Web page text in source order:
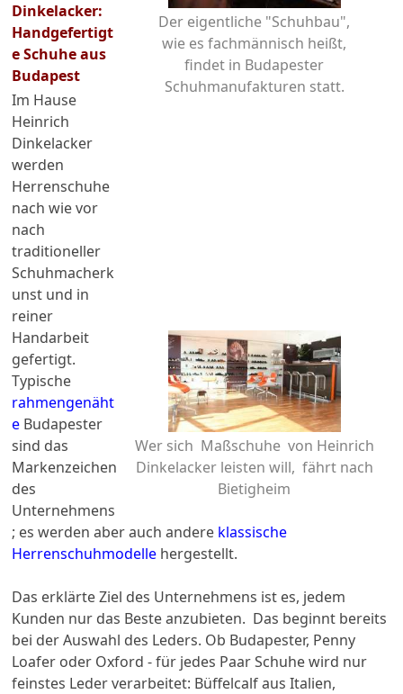
Der eigentliche "Schuhbau",
wie es fachmännisch heißt,
findet in Budapester
Schuhmanufakturen statt.
Wer sich Maßschuhe von Heinrich
Dinkelacker leisten will, fährt nach
Bietigheim
Dinkelacker:
Handgefertigt
e Schuhe aus
Budapest
Im Hause
Heinrich
Dinkelacker
werden
Herrenschuhe
nach wie vor
nach
traditioneller
Schuhmacherk
unst und in
reiner
Handarbeit
gefertigt.
Typische
rahmengenäht
e Budapester
sind das
Markenzeichen
des
Unternehmens
; es werden aber auch andere klassische
Herrenschuhmodelle hergestellt.
Das erklärte Ziel des Unternehmens ist es, jedem
Kunden nur das Beste anzubieten. Das beginnt bereits
bei der Auswahl des Leders. Ob Budapester, Penny
Loafer oder Oxford - für jedes Paar Schuhe wird nur
feinstes Leder verarbeitet: Büffelcalf aus Italien,